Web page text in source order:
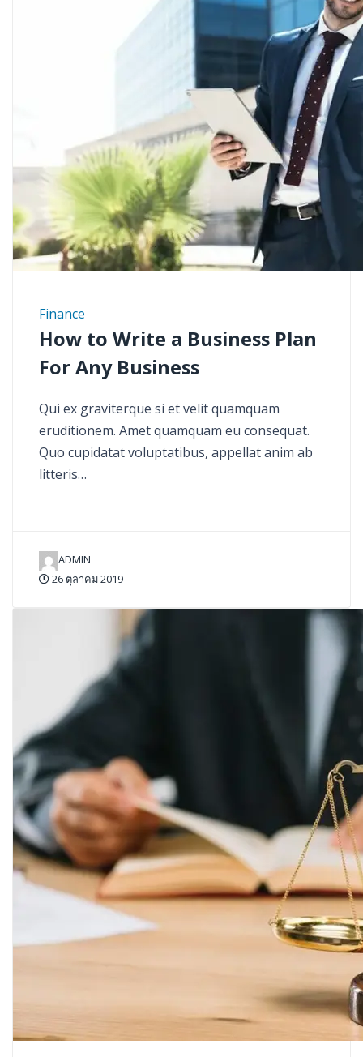
Finance
How to Write a Business Plan
For Any Business
Qui ex graviterque si et velit quamquam
eruditionem. Amet quamquam eu consequat.
Quo cupidatat voluptatibus, appellat anim ab
litteris…
ADMIN
26 ตุลาคม 2019